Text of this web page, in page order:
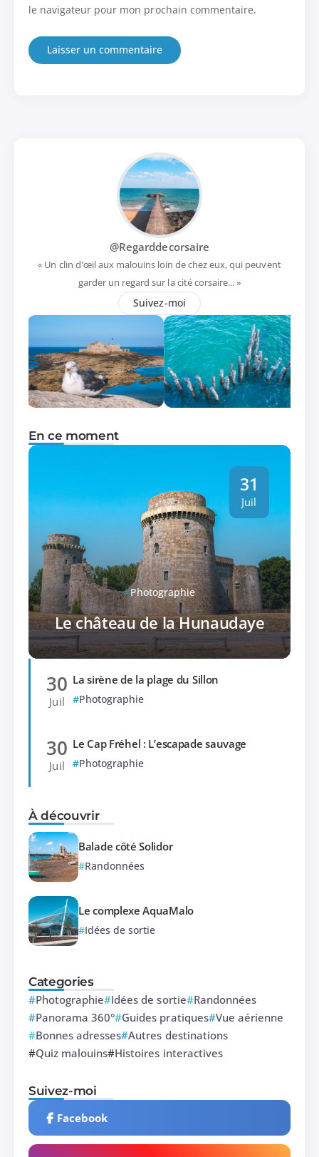
le navigateur pour mon prochain commentaire.
@Regarddecorsaire
« Un clin d'œil aux malouins loin de chez eux, qui peuvent
garder un regard sur la cité corsaire... »
Suivez-moi
En ce moment
Photographie
Le château de la Hunaudaye
31
Juil
30
Juil
La sirène de la plage du Sillon
Photographie
30
Juil
Le Cap Fréhel : L’escapade sauvage
Photographie
À découvrir
Balade côté Solidor
Randonnées
Le complexe AquaMalo
Idées de sortie
Categories
Photographie Idées de sortie Randonnées
Panorama 360° Guides pratiques Vue aérienne
Bonnes adresses Autres destinations
Quiz malouins Histoires interactives
Suivez-moi
Facebook